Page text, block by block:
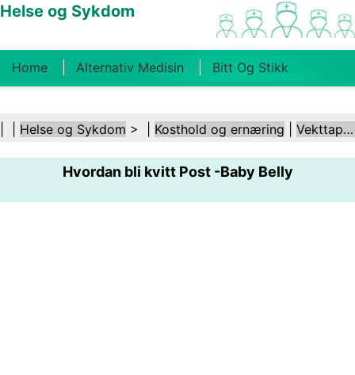
Helse og Sykdom
Home Alternativ Medisin Bitt Og Stikk
Kosthold Og Ernæring Familiehelse
Helsebransjen Psykisk Helse Folkehelse Og
Sikkerhet Kirurgi Og Prosedyrer Helse
Helse og Sykdom > | Kosthold og ernæring Vekttap etter fødsel
Hvordan bli kvitt Post -Baby Belly